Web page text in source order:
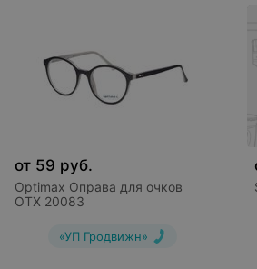
от 59 руб.
Optimax Оправа для очков
OTX 20083
«УП Гродвижн»